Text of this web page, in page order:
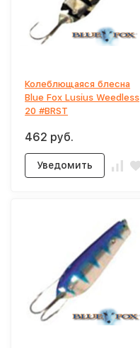
Колеблющаяся блесна
Blue Fox Lusius Weedless
20 #BRST
462 руб.
Уведомить